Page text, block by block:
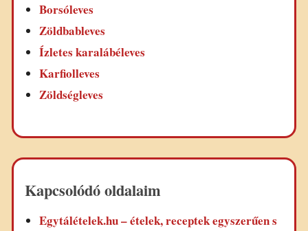
Borsóleves
Zöldbableves
Ízletes karalábéleves
Karfiolleves
Zöldségleves
Kapcsolódó oldalaim
Egytálételek.hu – ételek, receptek egyszerűen s